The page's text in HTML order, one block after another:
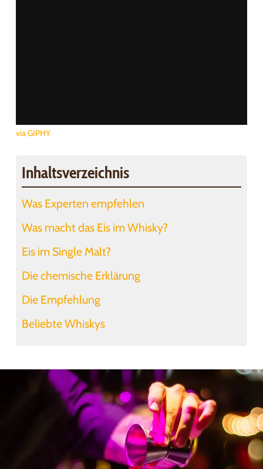
via GIPHY
Inhaltsverzeichnis
Was Experten empfehlen
Was macht das Eis im Whisky?
Eis im Single Malt?
Die chemische Erklärung
Die Empfehlung
Beliebte Whiskys